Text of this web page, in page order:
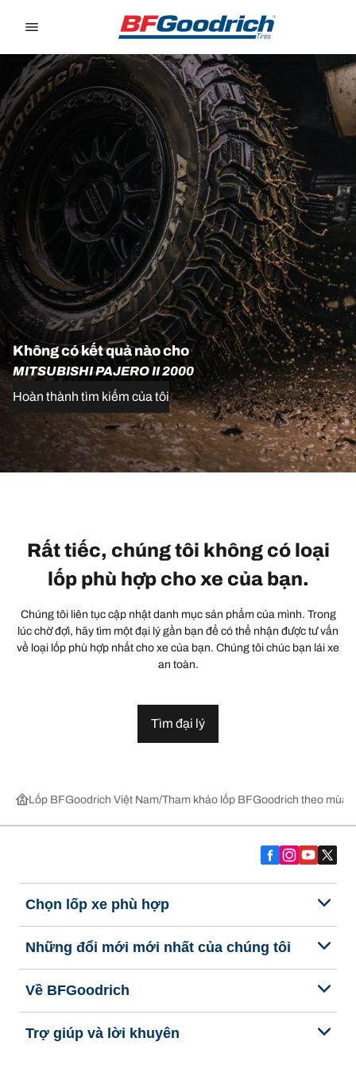
Không có kết quả nào cho
MITSUBISHI PAJERO II 2000
Hoàn thành tìm kiếm của tôi
Rất tiếc, chúng tôi không có loại
lốp phù hợp cho xe của bạn.
Chúng tôi liên tục cập nhật danh mục sản phẩm của mình. Trong
lúc chờ đợi, hãy tìm một đại lý gần bạn để có thể nhận được tư vấn
về loại lốp phù hợp nhất cho xe của bạn. Chúng tôi chúc bạn lái xe
an toàn.
Tìm đại lý
Lốp BFGoodrich Việt Nam Tham khảo lốp BFGoodrich theo
Chọn lốp xe phù hợp
Những đổi mới mới nhất của chúng tôi
Về BFGoodrich
Trợ giúp và lời khuyên